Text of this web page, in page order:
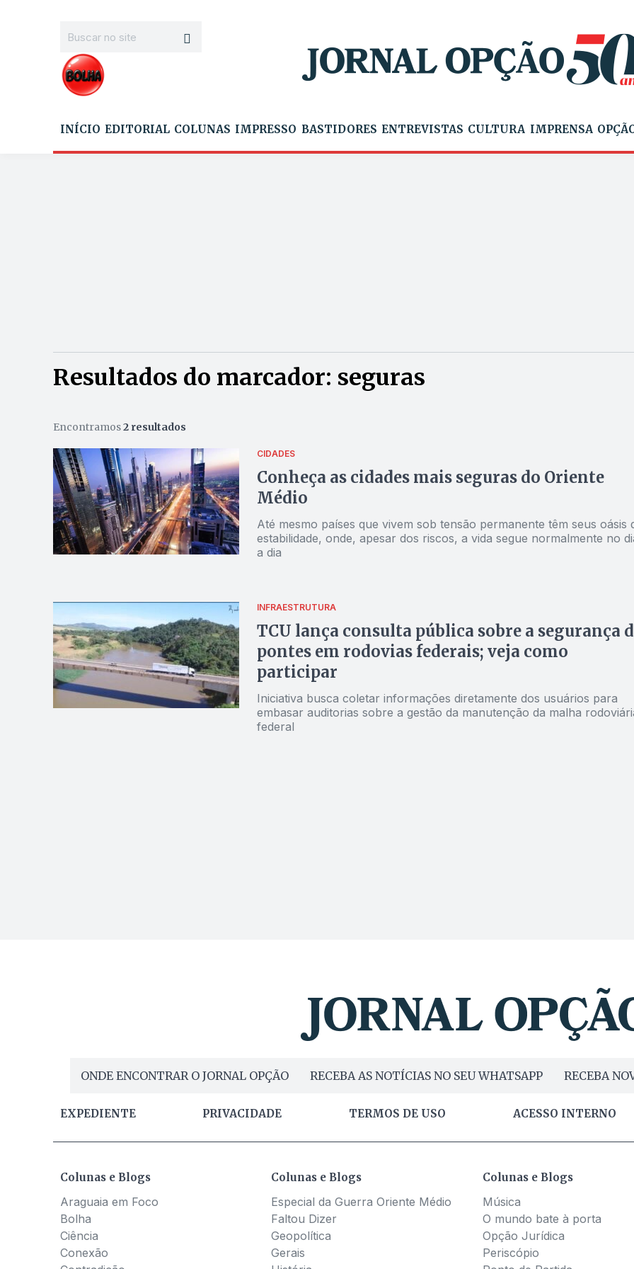
INÍCIO EDITORIAL COLUNAS IMPRESSO BASTIDORES ENTREVISTAS CULTURA IMPRENSA
Resultados do marcador: seguras
Encontramos2 resultados
CIDADES
Conheça as cidades mais seguras do Oriente
Médio
Até mesmo países que vivem sob tensão permanente têm seus oásis
estabilidade, onde, apesar dos riscos, a vida segue normalmente no
a dia
INFRAESTRUTURA
TCU lança consulta pública sobre a segurança
pontes em rodovias federais; veja como
participar
Iniciativa busca coletar informações diretamente dos usuários para
embasar auditorias sobre a gestão da manutenção da malha
federal
ONDE ENCONTRAR O JORNAL OPÇÃO RECEBA AS NOTÍCIAS NO SEU WHATSAPP RECEBA
EXPEDIENTE PRIVACIDADE TERMOS DE USO ACESSO INTERNO
Colunas e Blogs
Araguaia em Foco
Bolha
Ciência
Conexão
Colunas e Blogs
Especial da Guerra Oriente Médio
Faltou Dizer
Geopolítica
Gerais
Colunas e Blogs
Música
O mundo bate à porta
Opção Jurídica
Periscópio